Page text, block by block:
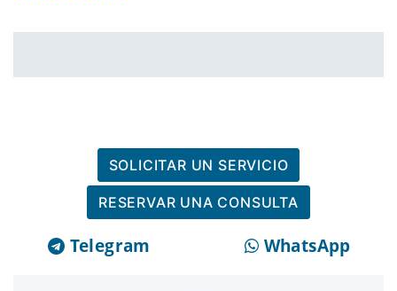
SOLICITAR UN SERVICIO
RESERVAR UNA CONSULTA
Telegram WhatsApp